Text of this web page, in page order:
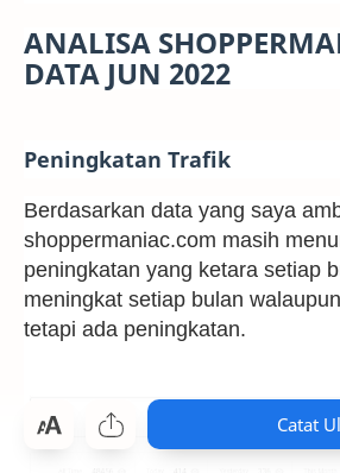
ANALISA
DATA JUN 2022
Peningkatan Trafik
Berdasarkan data yang saya
shoppermaniac.com masih
peningkatan yang ketara setiap
meningkat setiap bulan
tetapi ada peningkatan.
Catat